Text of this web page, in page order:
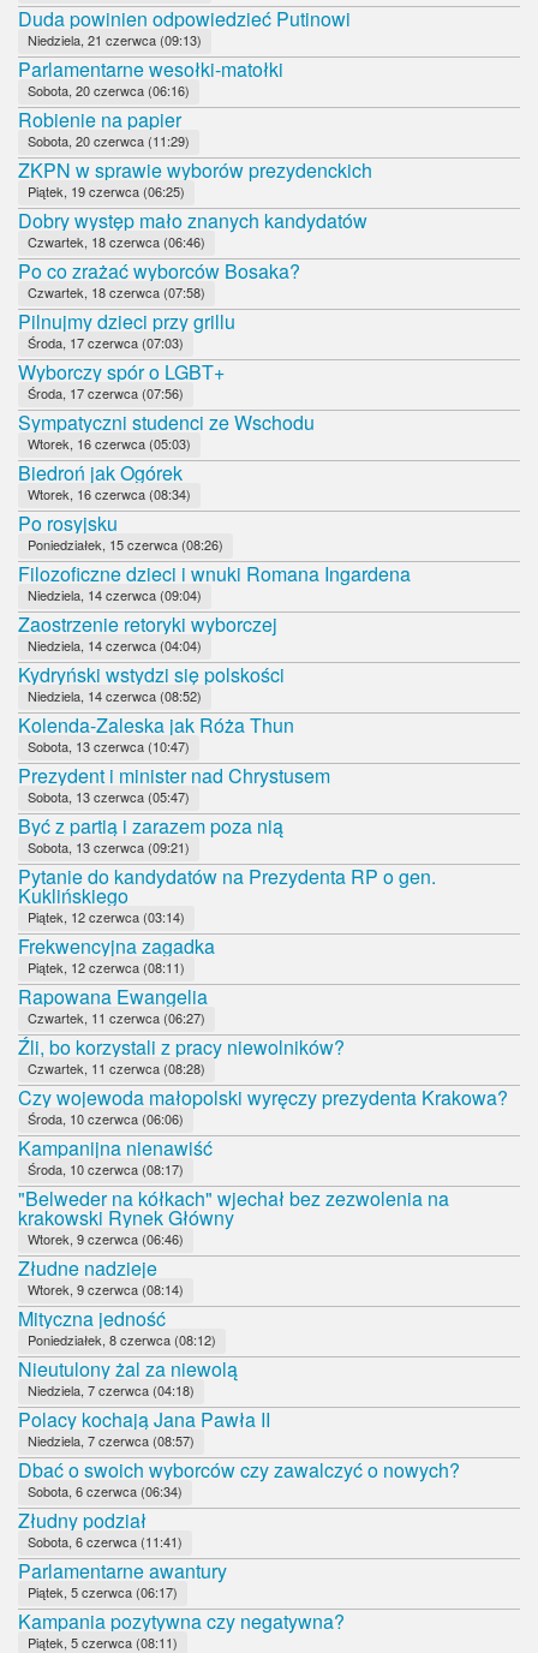
Duda powinien odpowiedzieć Putinowi
Niedziela, 21 czerwca (09:13)
Parlamentarne wesołki-matołki
Sobota, 20 czerwca (06:16)
Robienie na papier
Sobota, 20 czerwca (11:29)
ZKPN w sprawie wyborów prezydenckich
Piątek, 19 czerwca (06:25)
Dobry występ mało znanych kandydatów
Czwartek, 18 czerwca (06:46)
Po co zrażać wyborców Bosaka?
Czwartek, 18 czerwca (07:58)
Pilnujmy dzieci przy grillu
Środa, 17 czerwca (07:03)
Wyborczy spór o LGBT+
Środa, 17 czerwca (07:56)
Sympatyczni studenci ze Wschodu
Wtorek, 16 czerwca (05:03)
Biedroń jak Ogórek
Wtorek, 16 czerwca (08:34)
Po rosyjsku
Poniedziałek, 15 czerwca (08:26)
Filozoficzne dzieci i wnuki Romana Ingardena
Niedziela, 14 czerwca (09:04)
Zaostrzenie retoryki wyborczej
Niedziela, 14 czerwca (04:04)
Kydryński wstydzi się polskości
Niedziela, 14 czerwca (08:52)
Kolenda-Zaleska jak Róża Thun
Sobota, 13 czerwca (10:47)
Prezydent i minister nad Chrystusem
Sobota, 13 czerwca (05:47)
Być z partią i zarazem poza nią
Sobota, 13 czerwca (09:21)
Pytanie do kandydatów na Prezydenta RP o gen.
Kuklińskiego
Piątek, 12 czerwca (03:14)
Frekwencyjna zagadka
Piątek, 12 czerwca (08:11)
Rapowana Ewangelia
Czwartek, 11 czerwca (06:27)
Źli, bo korzystali z pracy niewolników?
Czwartek, 11 czerwca (08:28)
Czy wojewoda małopolski wyręczy prezydenta Krakowa?
Środa, 10 czerwca (06:06)
Kampanijna nienawiść
Środa, 10 czerwca (08:17)
"Belweder na kółkach" wjechał bez zezwolenia na
krakowski Rynek Główny
Wtorek, 9 czerwca (06:46)
Złudne nadzieje
Wtorek, 9 czerwca (08:14)
Mityczna jedność
Poniedziałek, 8 czerwca (08:12)
Nieutulony żal za niewolą
Niedziela, 7 czerwca (04:18)
Polacy kochają Jana Pawła II
Niedziela, 7 czerwca (08:57)
Dbać o swoich wyborców czy zawalczyć o nowych?
Sobota, 6 czerwca (06:34)
Złudny podział
Sobota, 6 czerwca (11:41)
Parlamentarne awantury
Piątek, 5 czerwca (06:17)
Kampania pozytywna czy negatywna?
Piątek, 5 czerwca (08:11)